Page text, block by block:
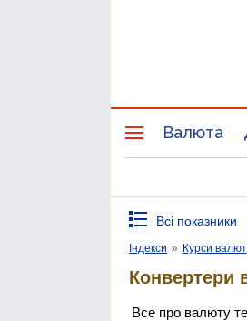
Валюта
Всі показники
Індекси » Курси валют
Конвертери
Все про валюту